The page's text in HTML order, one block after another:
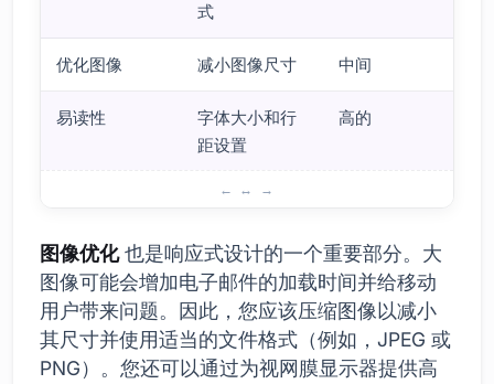
式
优化图像 减小图像尺寸 中间
易读性
字体大小和行
距设置
高的
图像优化也是响应式设计的一个重要部分。大
图像可能会增加电子邮件的加载时间并给移动
用户带来问题。因此，您应该压缩图像以减小
其尺寸并使用适当的文件格式（例如，JPEG 或
PNG）。您还可以通过为视网膜显示器提供高